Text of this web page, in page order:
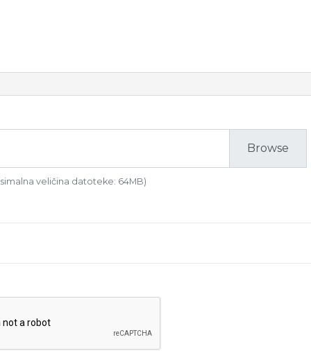
veličina datoteke: 64MB)